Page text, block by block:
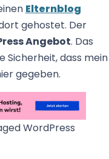
Elternblog
gehostet. Der
Angebot. Das
Sicherheit, dass mein
gegeben.
WordPress